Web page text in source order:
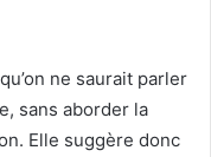
ne saurait parler
sans aborder la
Elle suggère donc